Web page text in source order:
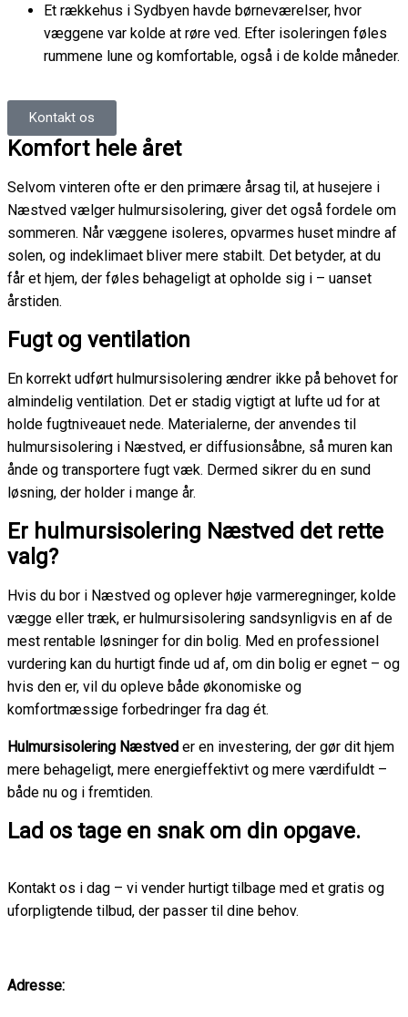
Et rækkehus i Sydbyen havde børneværelser, hvor
væggene var kolde at røre ved. Efter isoleringen føles
rummene lune og komfortable, også i de kolde måneder.
Kontakt os
Komfort hele året
Selvom vinteren ofte er den primære årsag til, at husejere i
Næstved vælger hulmursisolering, giver det også fordele om
sommeren. Når væggene isoleres, opvarmes huset mindre af
solen, og indeklimaet bliver mere stabilt. Det betyder, at du
får et hjem, der føles behageligt at opholde sig i – uanset
årstiden.
Fugt og ventilation
En korrekt udført hulmursisolering ændrer ikke på behovet for
almindelig ventilation. Det er stadig vigtigt at lufte ud for at
holde fugtniveauet nede. Materialerne, der anvendes til
hulmursisolering i Næstved, er diffusionsåbne, så muren kan
ånde og transportere fugt væk. Dermed sikrer du en sund
løsning, der holder i mange år.
Er hulmursisolering Næstved det rette
valg?
Hvis du bor i Næstved og oplever høje varmeregninger, kolde
vægge eller træk, er hulmursisolering sandsynligvis en af de
mest rentable løsninger for din bolig. Med en professionel
vurdering kan du hurtigt finde ud af, om din bolig er egnet – og
hvis den er, vil du opleve både økonomiske og
komfortmæssige forbedringer fra dag ét.
Hulmursisolering Næstved er en investering, der gør dit hjem
mere behageligt, mere energieffektivt og mere værdifuldt –
både nu og i fremtiden.
Lad os tage en snak om din opgave.
Kontakt os i dag – vi vender hurtigt tilbage med et gratis og
uforpligtende tilbud, der passer til dine behov.
Adresse: